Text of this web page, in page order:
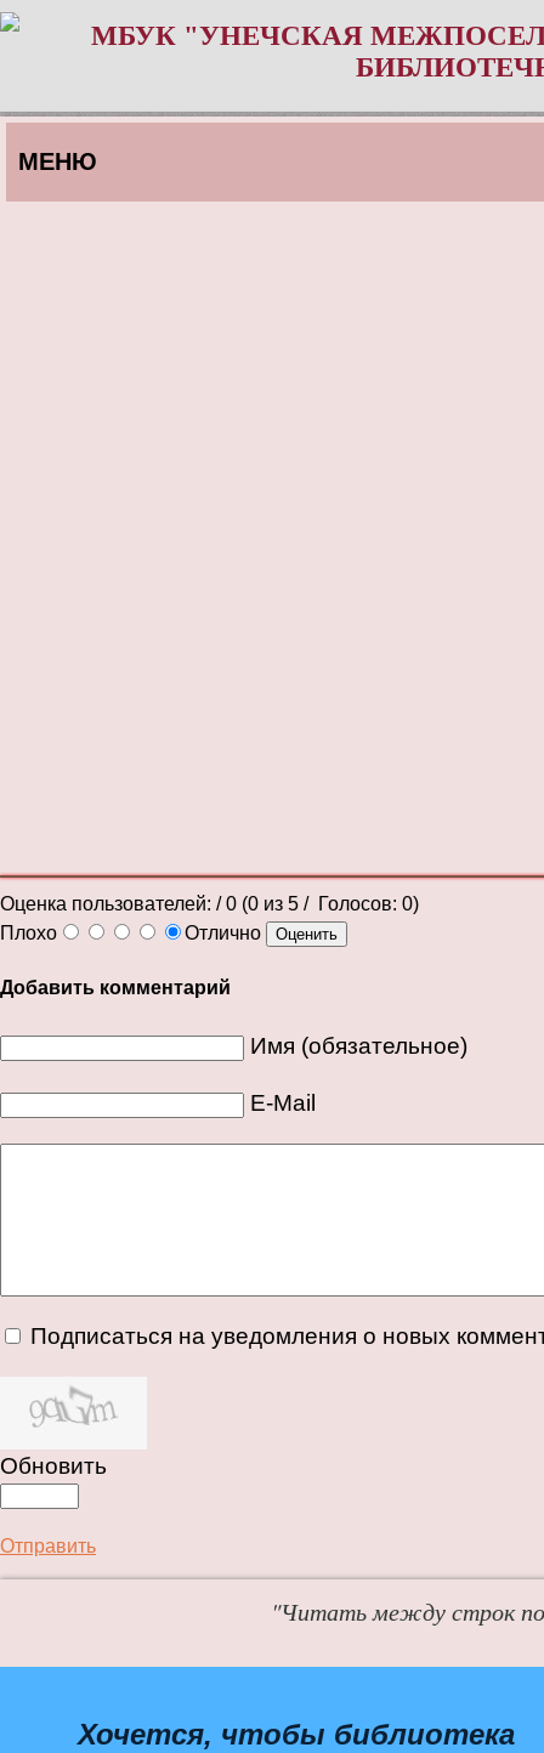
МБУК "УНЕЧСКАЯ
МЕНЮ
Оценка пользователей: / 0 (0 из 5 / Голосов: 0)
Плохо
Отлично
Добавить комментарий
Имя (обязательное)
E-Mail
Подписаться на уведомления о новых
Обновить
Отправить
"Читать между строк
Хочется, чтобы библиотека